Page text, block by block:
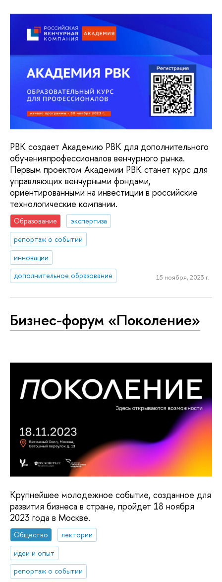
РВК создает Академию РВК для дополнительного
обученияпрофессионалов венчурного рынка.
Первым проектом Академии РВК станет курс для
управляющих венчурными фондами,
ориентированными на инвестиции в российские
технологические компании.
Образование
экспертиза
репортаж о событии
инновации
дополнительное образование
15 ноября, 2023 г.
Бизнес-форум «Поколение»
Крупнейшее молодежное событие, созданное для
развития бизнеса в стране, пройдет 18 ноября
2023 года в Москве.
Общество
лектории
идеи и опыт
репортаж о событии